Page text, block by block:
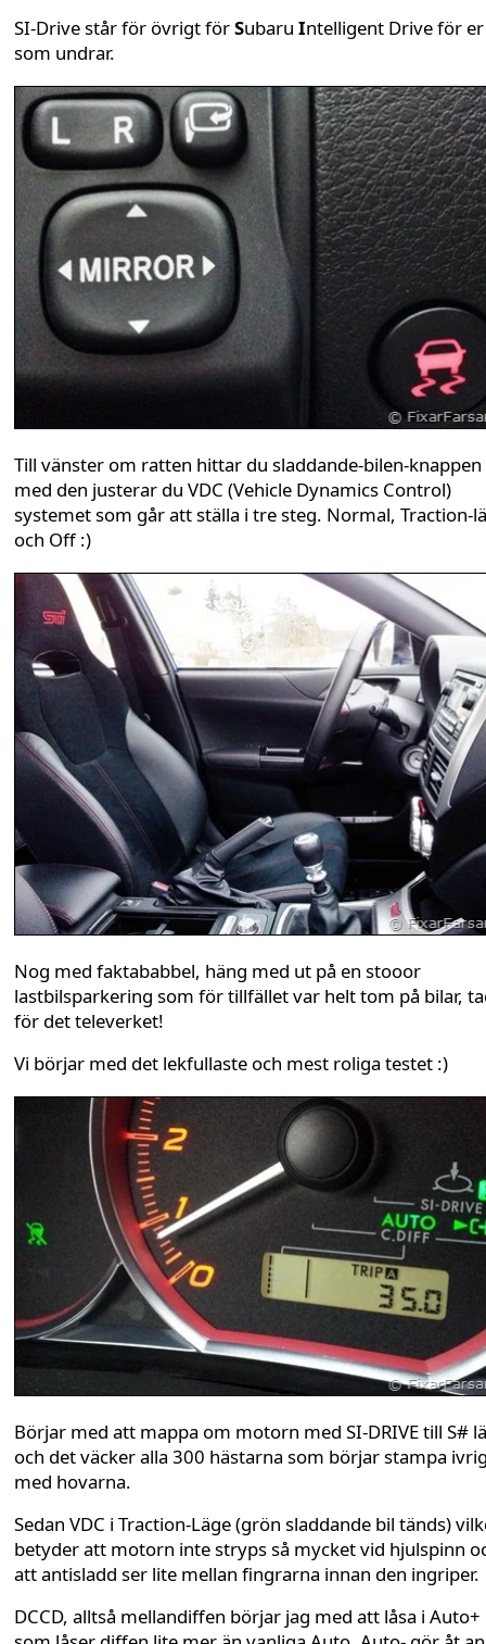
SI-Drive står för övrigt förSubaru Intelligent Drive för er
som undrar.
Till vänster om ratten hittar du sladdande-bilen-knappen
med den justerar du VDC (Vehicle Dynamics Control)
systemet som går att ställa i tre steg. Normal, Traction-
och Off :)
Nog med faktababbel, häng med ut på en stooor
lastbilsparkering som för tillfället var helt tom på bilar,
för det televerket!
Vi börjar med det lekfullaste och mest roliga testet :)
Börjar med att mappa om motorn med SI-DRIVE till S#
och det väcker alla 300 hästarna som börjar stampa
med hovarna.
Sedan VDC i Traction-Läge (grön sladdande bil tänds)
betyder att motorn inte stryps så mycket vid hjulspinn
att antisladd ser lite mellan fingrarna innan den ingriper.
DCCD, alltså mellandiffen börjar jag med att låsa i Auto+